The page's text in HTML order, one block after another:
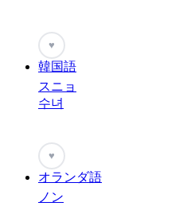
♥
韓国語
スニョ
수녀
♥
オランダ語
ノン